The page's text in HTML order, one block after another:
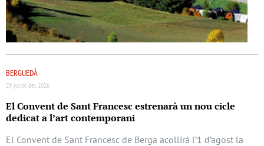
BERGUEDÀ
29 juliol del 2026
El Convent de Sant Francesc estrenarà un nou cicle
dedicat a l’art contemporani
El Convent de Sant Francesc de Berga acollirà l’1 d’agost la